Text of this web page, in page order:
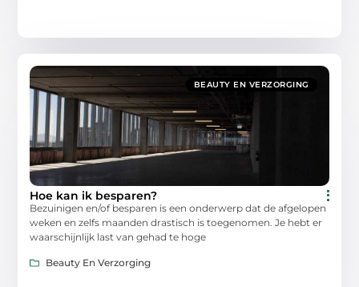
BEAUTY EN VERZORGING
Hoe kan ik besparen?
Bezuinigen en/of besparen is een onderwerp dat de afgelopen
weken en zelfs maanden drastisch is toegenomen. Je hebt er
waarschijnlijk last van gehad te hoge
Beauty En Verzorging